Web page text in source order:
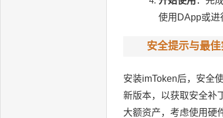
使用DApp或进
安全提示与最
安装imToken后，安全
新版本，以获取安全补
大额资产，考虑使用硬